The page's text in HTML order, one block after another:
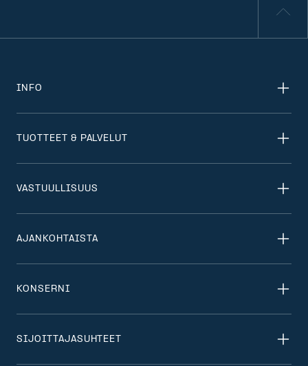
INFO
TUOTTEET & PALVELUT
VASTUULLISUUS
AJANKOHTAISTA
KONSERNI
SIJOITTAJASUHTEET